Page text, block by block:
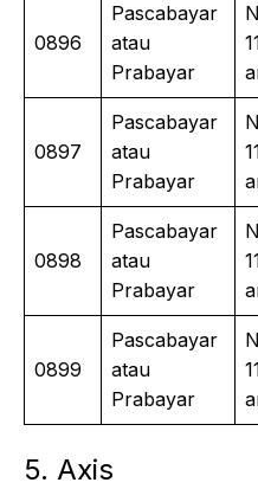
0896
Pascabayar
atau
Prabayar
0897
Pascabayar
atau
Prabayar
0898
Pascabayar
atau
Prabayar
0899
Pascabayar
atau
Prabayar
5. Axis